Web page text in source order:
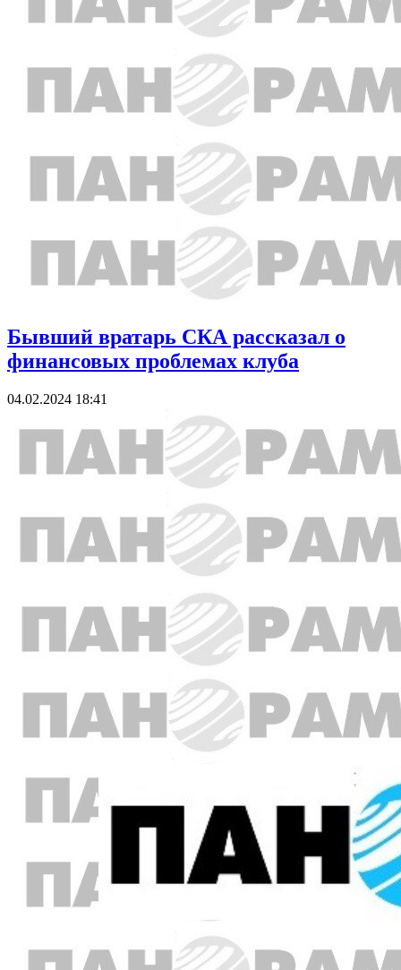
Бывший вратарь СКА рассказал о
финансовых проблемах клуба
04.02.2024 18:41